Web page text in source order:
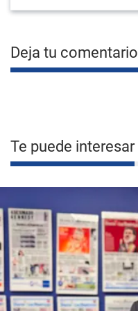
Deja tu comentario
Te puede interesar